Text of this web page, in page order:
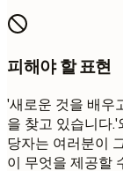
피해야 할 표현
'새로운 것을 배우
을 찾고 있습니다
당자는 여러분이
이 무엇을 제공할